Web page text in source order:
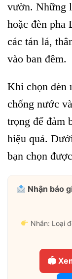
vườn. Những
hoặc đèn pha
các tán lá,
vào ban đêm.
Khi chọn đèn
chống nước
trọng để đảm
hiệu quả.
bạn chọn
Nhận báo
Nhắn: Loại
🏟